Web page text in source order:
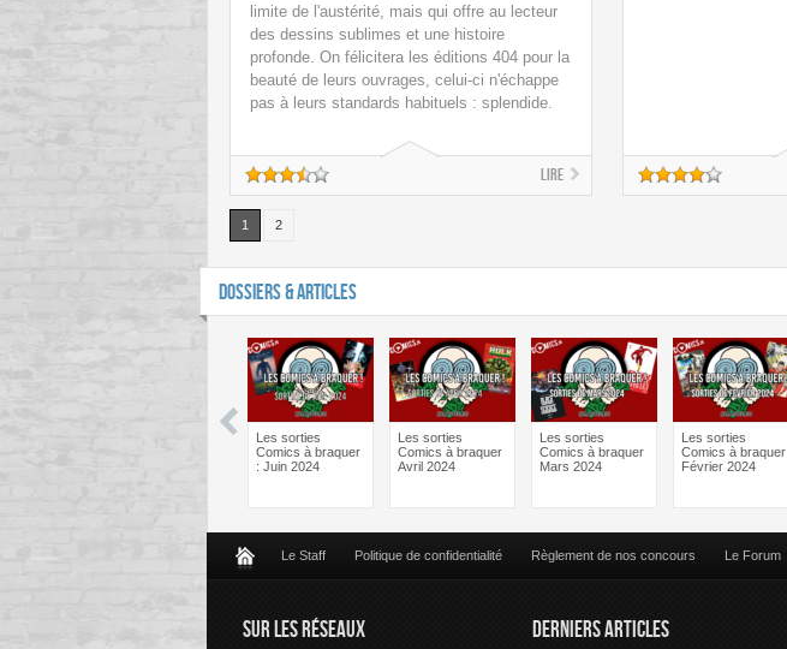
limite de l'austérité, mais qui offre au lecteur
des dessins sublimes et une histoire
profonde. On félicitera les éditions 404 pour la
beauté de leurs ouvrages, celui-ci n'échappe
pas à leurs standards habituels : splendide.
Lire
1 2
DOSSIERS & ARTICLES
Les sorties
Comics à braquer
: Juin 2024
Les sorties
Comics à braquer
Avril 2024
Les sorties
Comics à braquer
Mars 2024
Les sorties
Comics à braquer
Février 2024
Le Staff Politique de confidentialité Règlement de nos concours Le Forum
SUR LES RÉSEAUX DERNIERS ARTICLES